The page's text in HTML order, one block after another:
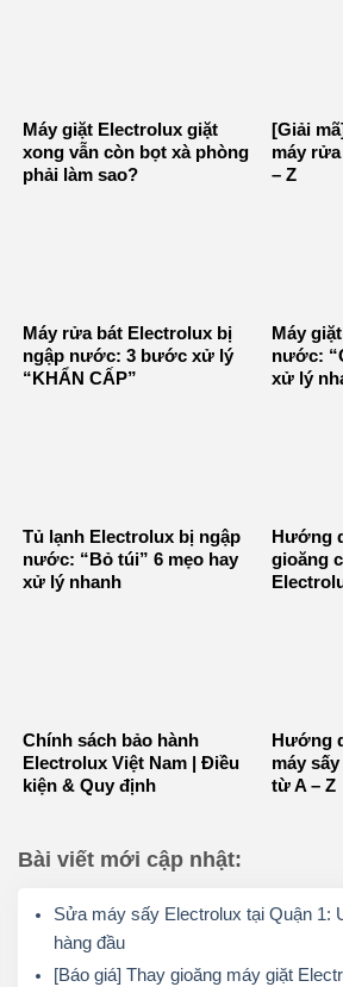
Máy giặt Electrolux giặt
xong vẫn còn bọt xà phòng
phải làm sao?
[Giải
máy
– Z
Máy rửa bát Electrolux bị
ngập nước: 3 bước xử lý
“KHẨN CẤP”
Máy
nước:
xử lý
Tủ lạnh Electrolux bị ngập
nước: “Bỏ túi” 6 mẹo hay
xử lý nhanh
Hướng
gioăng
Chính sách bảo hành
Electrolux Việt Nam | Điều
kiện & Quy định
Hướng
máy
từ A – Z
Bài viết mới cập nhật:
Sửa máy sấy Electrolux tại Quận 1:
hàng đầu
[Báo giá] Thay gioăng máy giặt